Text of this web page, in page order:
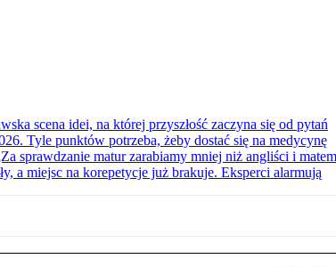
scena idei, na której przyszłość zaczyna się od pytań
Tyle punktów potrzeba, żeby dostać się na medycynę
sprawdzanie matur zarabiamy mniej niż angliści i
a miejsc na korepetycje już brakuje. Eksperci alarmują